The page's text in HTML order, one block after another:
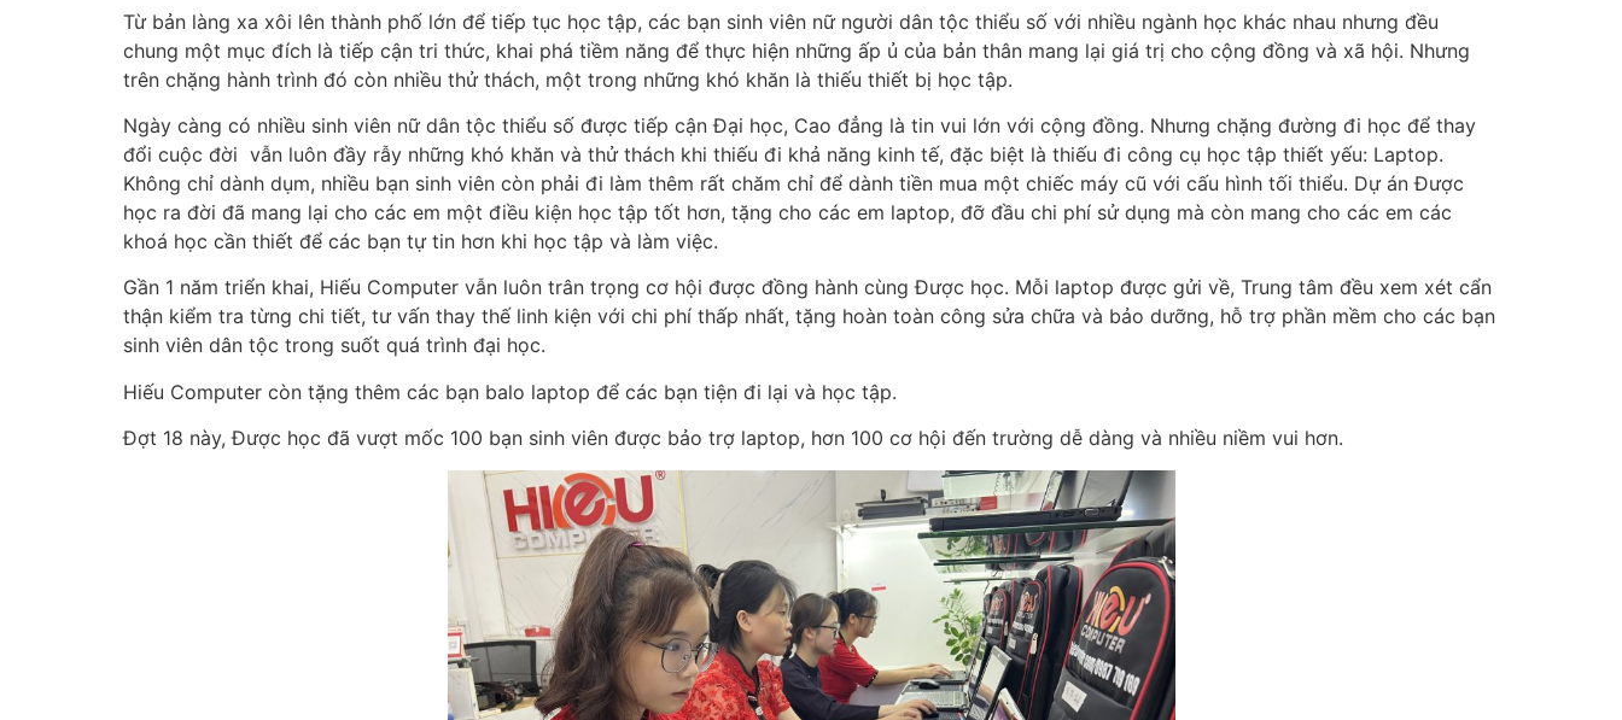
Từ bản làng xa xôi lên thành phố lớn để tiếp tục học tập, các bạn sinh viên nữ người dân tộc thiểu số với nhiều ngành học khác nhau nhưng đều
chung một mục đích là tiếp cận tri thức, khai phá tiềm năng để thực hiện những ấp ủ của bản thân mang lại giá trị cho cộng đồng và xã hội. Nhưng
trên chặng hành trình đó còn nhiều thử thách, một trong những khó khăn là thiếu thiết bị học tập.
Ngày càng có nhiều sinh viên nữ dân tộc thiểu số được tiếp cận Đại học, Cao đẳng là tin vui lớn với cộng đồng. Nhưng chặng đường đi học để thay
đổi cuộc đời vẫn luôn đầy rẫy những khó khăn và thử thách khi thiếu đi khả năng kinh tế, đặc biệt là thiếu đi công cụ học tập thiết yếu: Laptop.
Không chỉ dành dụm, nhiều bạn sinh viên còn phải đi làm thêm rất chăm chỉ để dành tiền mua một chiếc máy cũ với cấu hình tối thiểu. Dự án Được
học ra đời đã mang lại cho các em một điều kiện học tập tốt hơn, tặng cho các em laptop, đỡ đầu chi phí sử dụng mà còn mang cho các em các
khoá học cần thiết để các bạn tự tin hơn khi học tập và làm việc.
Gần 1 năm triển khai, Hiếu Computer vẫn luôn trân trọng cơ hội được đồng hành cùng Được học. Mỗi laptop được gửi về, Trung tâm đều xem xét cẩn
thận kiểm tra từng chi tiết, tư vấn thay thế linh kiện với chi phí thấp nhất, tặng hoàn toàn công sửa chữa và bảo dưỡng, hỗ trợ phần mềm cho các bạn
sinh viên dân tộc trong suốt quá trình đại học.
Hiếu Computer còn tặng thêm các bạn balo laptop để các bạn tiện đi lại và học tập.
Đợt 18 này, Được học đã vượt mốc 100 bạn sinh viên được bảo trợ laptop, hơn 100 cơ hội đến trường dễ dàng và nhiều niềm vui hơn.